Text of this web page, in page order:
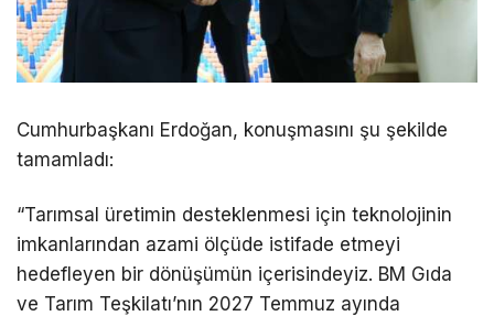
Cumhurbaşkanı Erdoğan, konuşmasını şu şekilde
tamamladı:
“Tarımsal üretimin desteklenmesi için teknolojinin
imkanlarından azami ölçüde istifade etmeyi
hedefleyen bir dönüşümün içerisindeyiz. BM Gıda
ve Tarım Teşkilatı’nın 2027 Temmuz ayında